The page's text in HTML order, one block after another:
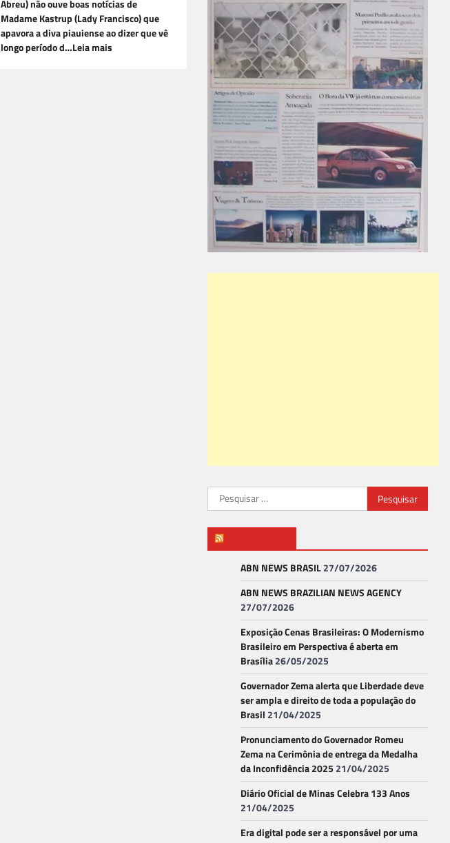
Abreu) não ouve boas notícias de
Madame Kastrup (Lady Francisco) que
apavora a diva piauiense ao dizer que vê
longo período d…Leia mais
Pesquisar
por:
ABN NEWS BRASIL27/07/2026
ABN NEWS BRAZILIAN NEWS AGENCY
27/07/2026
Exposição Cenas Brasileiras: O Modernismo
Brasileiro em Perspectiva é aberta em
Brasília26/05/2025
Governador Zema alerta que Liberdade deve
ser ampla e direito de toda a população do
Brasil 21/04/2025
Pronunciamento do Governador Romeu
Zema na Cerimônia de entrega da Medalha
da Inconfidência 2025 21/04/2025
Diário Oficial de Minas Celebra 133 Anos
21/04/2025
Era digital pode ser a responsável por uma